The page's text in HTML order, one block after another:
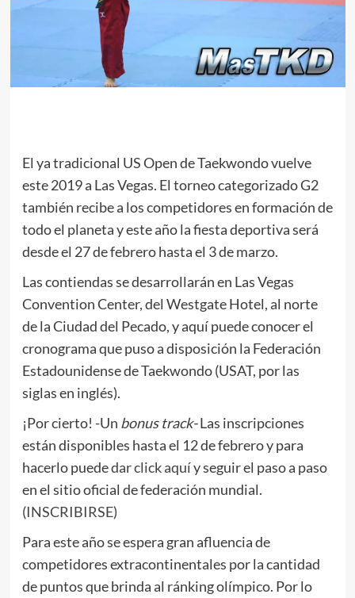
El ya tradicional US Open de Taekwondo vuelve
este 2019 a Las Vegas. El torneo categorizado G2
también recibe a los competidores en formación de
todo el planeta y este año la fiesta deportiva será
desde el 27 de febrero hasta el 3 de marzo.
Las contiendas se desarrollarán en Las Vegas
Convention Center, del Westgate Hotel, al norte
de la Ciudad del Pecado, y aquí puede conocer el
cronograma que puso a disposición la Federación
Estadounidense de Taekwondo (USAT, por las
siglas en inglés).
¡Por cierto! -Un bonus track-Las inscripciones
están disponibles hasta el 12 de febrero y para
hacerlo puededar click aquíy seguir el paso a paso
en el sitio oficial de federación mundial.
(INSCRIBIRSE)
Para este año se espera gran afluencia de
competidores extracontinentales por la cantidad
de puntos que brinda al ránking olímpico. Por lo